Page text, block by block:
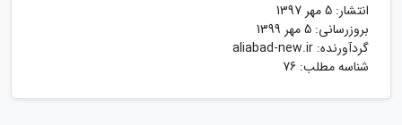
انتشار: 5 مهر 1397
بروزرسانی: 5 مهر 1399
گردآورنده: aliabad-new.ir
شناسه مطلب: 76